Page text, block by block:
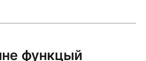
функцый